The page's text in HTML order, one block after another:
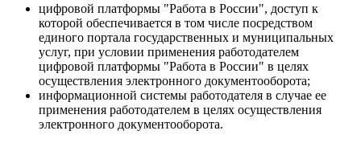
цифровой платформы "Работа в России", доступ к
которой обеспечивается в том числе посредством
единого портала государственных и муниципальных
услуг, при условии применения работодателем
цифровой платформы "Работа в России" в целях
осуществления электронного документооборота;
информационной системы работодателя в случае ее
применения работодателем в целях осуществления
электронного документооборота.